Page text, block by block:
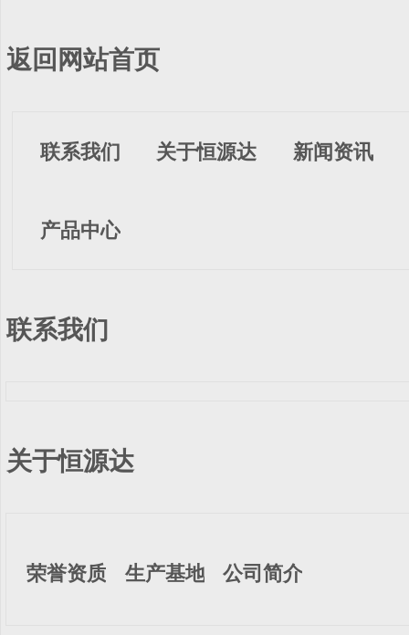
返回网站首页
联系我们 关于恒源达 新闻资讯
产品中心
联系我们
关于恒源达
荣誉资质 生产基地 公司简介